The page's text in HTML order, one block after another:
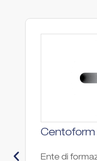
Centoform
Ente di